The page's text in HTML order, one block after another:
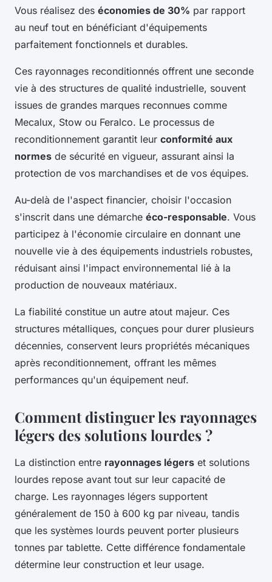
Vous réalisez des économies de 30% par rapport
au neuf tout en bénéficiant d'équipements
parfaitement fonctionnels et durables.
Ces rayonnages reconditionnés offrent une seconde
vie à des structures de qualité industrielle, souvent
issues de grandes marques reconnues comme
Mecalux, Stow ou Feralco. Le processus de
reconditionnement garantit leur conformité aux
normes de sécurité en vigueur, assurant ainsi la
protection de vos marchandises et de vos équipes.
Au-delà de l'aspect financier, choisir l'occasion
s'inscrit dans une démarche éco-responsable. Vous
participez à l'économie circulaire en donnant une
nouvelle vie à des équipements industriels robustes,
réduisant ainsi l'impact environnemental lié à la
production de nouveaux matériaux.
La fiabilité constitue un autre atout majeur. Ces
structures métalliques, conçues pour durer plusieurs
décennies, conservent leurs propriétés mécaniques
après reconditionnement, offrant les mêmes
performances qu'un équipement neuf.
Comment distinguer les rayonnages
légers des solutions lourdes ?
La distinction entre rayonnages légers et solutions
lourdes repose avant tout sur leur capacité de
charge. Les rayonnages légers supportent
généralement de 150 à 600 kg par niveau, tandis
que les systèmes lourds peuvent porter plusieurs
tonnes par tablette. Cette différence fondamentale
détermine leur construction et leur usage.